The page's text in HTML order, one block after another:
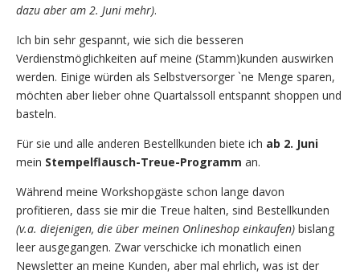
dazu aber am 2. Juni mehr).
Ich bin sehr gespannt, wie sich die besseren
Verdienstmöglichkeiten auf meine (Stamm)kunden auswirken
werden. Einige würden als Selbstversorger `ne Menge sparen,
möchten aber lieber ohne Quartalssoll entspannt shoppen und
basteln.
Für sie und alle anderen Bestellkunden biete ich ab 2. Juni
mein Stempelflausch-Treue-Programm an.
Während meine Workshopgäste schon lange davon
profitieren, dass sie mir die Treue halten, sind Bestellkunden
(v.a. diejenigen, die über meinen Onlineshop einkaufen) bislang
leer ausgegangen. Zwar verschicke ich monatlich einen
Newsletter an meine Kunden, aber mal ehrlich, was ist der